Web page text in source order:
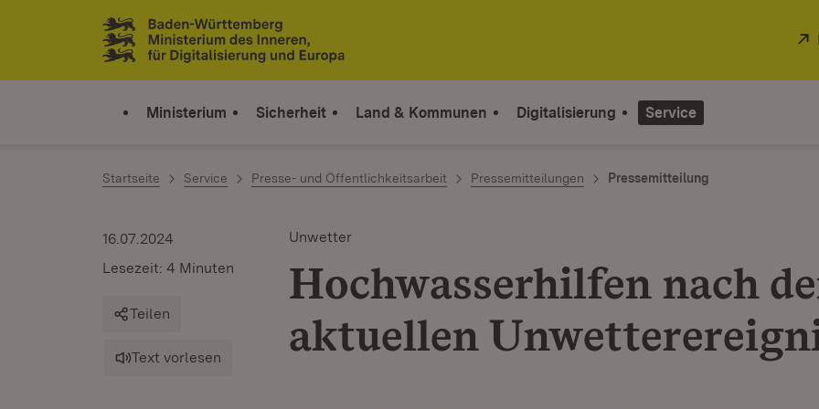
Zum Inhalt springen
Link zur Startseite
Ministerium Sicherheit Land & Kommunen Digitalisierung Service
Startseite Service Presse- und Öffentlichkeitsarbeit Pressemitteilungen Pressemitteilung
Unwetter
Hochwasserhilfen nach
aktuellen
16.07.2024
Lesezeit: 4 Minuten
Teilen
Text vorlesen